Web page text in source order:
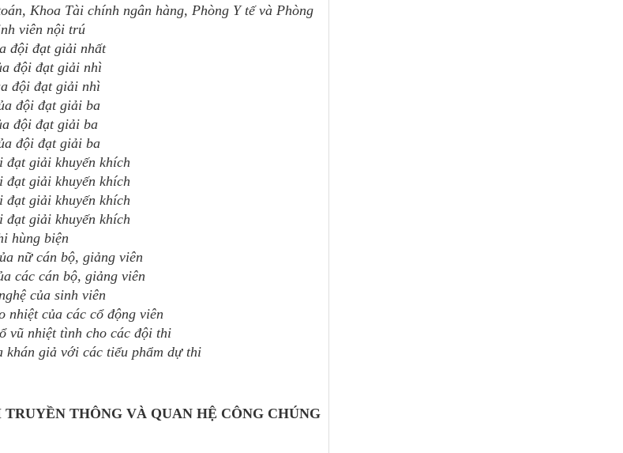
Khoa Tài chính ngân hàng, Phòng Y tế và Phòng
viên nội trú
đội đạt giải nhất
đội đạt giải nhì
đội đạt giải nhì
đội đạt giải ba
đội đạt giải ba
đội đạt giải ba
đạt giải khuyến khích
đạt giải khuyến khích
đạt giải khuyến khích
đạt giải khuyến khích
hùng biện
nữ cán bộ, giảng viên
các cán bộ, giảng viên
của sinh viên
nhiệt của các cổ động viên
vũ nhiệt tình cho các đội thi
giả với các tiểu phẩm dự thi
THÔNG VÀ QUAN HỆ CÔNG CHÚNG